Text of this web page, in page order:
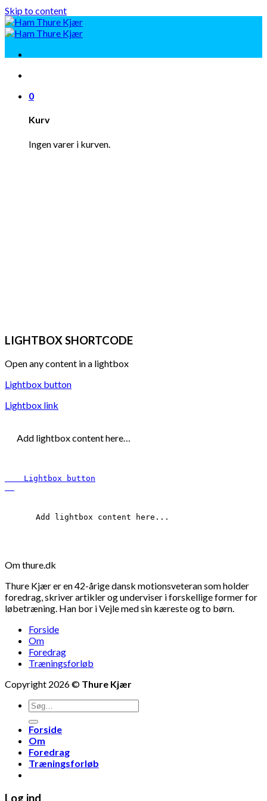
Skip to content
0
Kurv
Ingen varer i kurven.
LIGHTBOX SHORTCODE
Open any content in a lightbox
Lightbox button
Lightbox link
Add lightbox content here…
Lightbox button
    Add lightbox content here...
Om thure.dk
Thure Kjær er en 42-årige dansk motionsveteran som holder
foredrag, skriver artikler og underviser i forskellige former for
løbetræning. Han bor i Vejle med sin kæreste og to børn.
Forside
Om
Foredrag
Træningsforløb
Copyright 2026 © Thure Kjær
Forside
Om
Foredrag
Træningsforløb
Log ind